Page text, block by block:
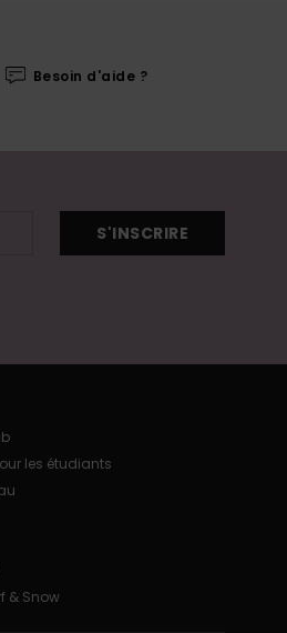
Besoin d'aide ?
S'INSCRIRE
les étudiants
& Snow